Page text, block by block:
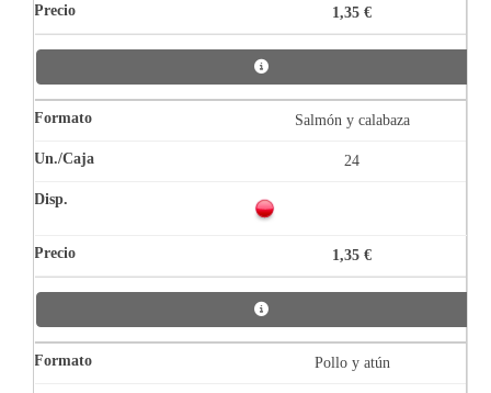
1,35 €
Salmón y calabaza
24
1,35 €
Pollo y atún